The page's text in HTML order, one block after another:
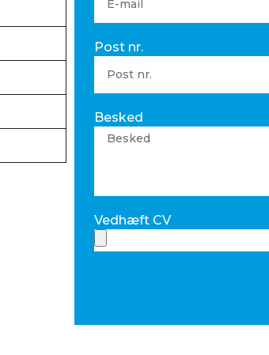
Post nr.
Besked
Vedhæft CV